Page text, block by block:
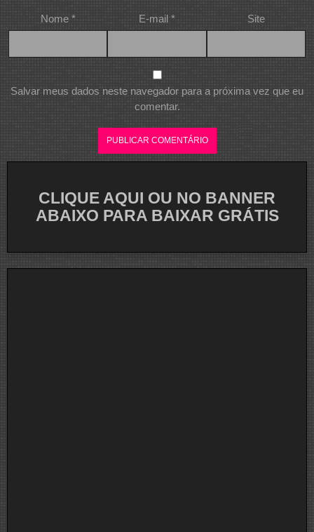
Nome * E-mail * Site
Salvar meus dados neste navegador para a próxima vez que eu
comentar.
CLIQUE AQUI OU NO BANNER
ABAIXO PARA BAIXAR GRÁTIS